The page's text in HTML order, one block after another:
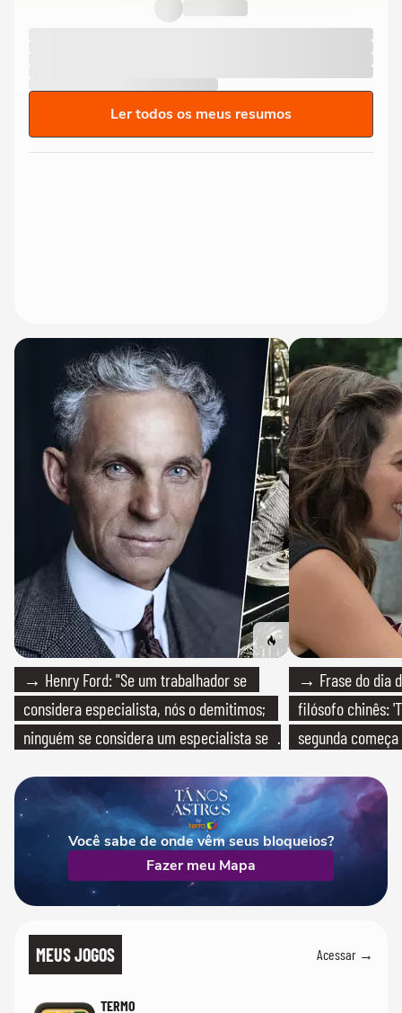
Ler todos os meus resumos
→ Henry Ford: "Se um trabalhador se
considera especialista, nós o demitimos;
ninguém se considera um especialista se
→ Frase do dia
filósofo chinês:
segunda
Você sabe de onde vêm seus bloqueios?
Fazer meu Mapa
MEUS JOGOS Acessar →
TERMO